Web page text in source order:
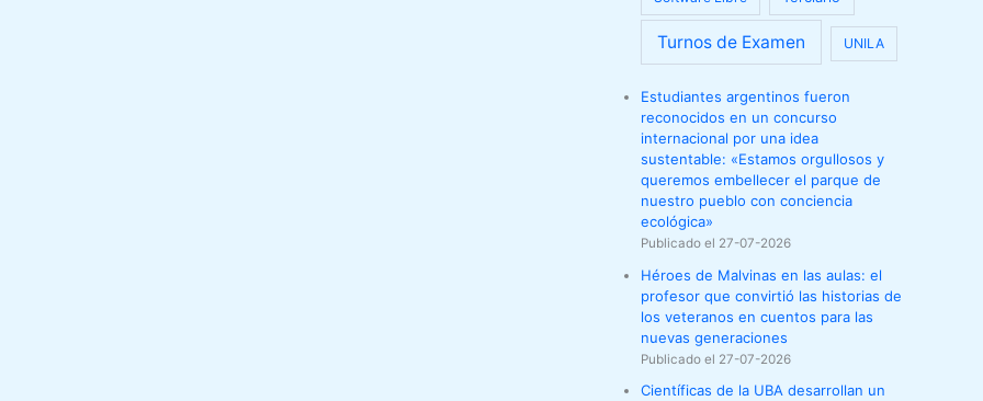
Turnos de Examen UNILA
Estudiantes argentinos fueron
reconocidos en un concurso
internacional por una idea
sustentable: «Estamos orgullosos y
queremos embellecer el parque de
nuestro pueblo con conciencia
ecológica»
Publicado el 27-07-2026
Héroes de Malvinas en las aulas: el
profesor que convirtió las historias de
los veteranos en cuentos para las
nuevas generaciones
Publicado el 27-07-2026
Científicas de la UBA desarrollan un